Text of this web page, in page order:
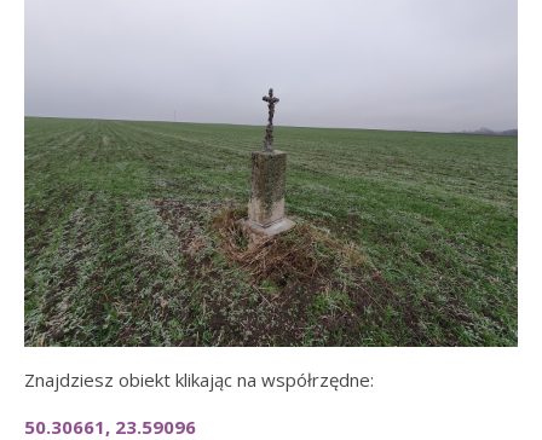
Znajdziesz obiekt klikając na współrzędne:
50.30661, 23.59096